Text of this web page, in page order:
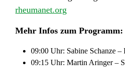
rheumanet.org
Mehr Infos zum Programm:
09:00 Uhr: Sabine Schanze –
09:15 Uhr: Martin Aringer –